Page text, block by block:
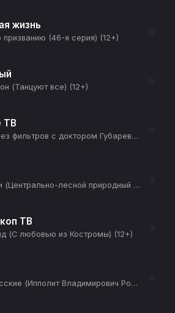
жизнь
призванию (46-я серия) (12+)
☆
(Танцуют все) (12+)
☆
ТВ
О красоте без фильтров с доктором Губаревой (Коллаген) (12+)
☆
Заповедники (Центрально-лесной природный заповедник в Тверской области) (12+)
☆
ТВ
(С любовью из Костромы) (12+)
☆
Большие русские (Ипполит Владимирович Романов) (12+)
☆